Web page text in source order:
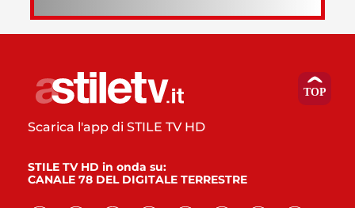
Scarica l'app di STILE TV HD
STILE TV HD in onda su:
CANALE 78 DEL DIGITALE TERRESTRE